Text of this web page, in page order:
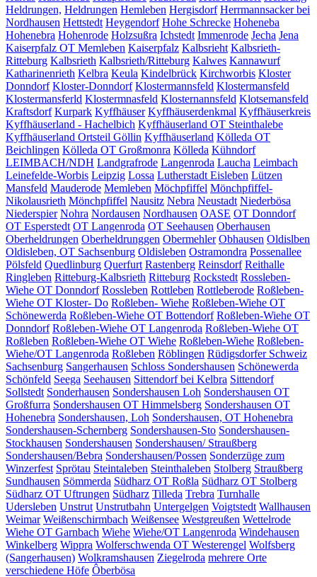
Heldrungen, Heldrungen Hemleben Hergisdorf Herrmannsacker bei
Nordhausen Hettstedt Heygendorf Hohe Schrecke Hoheneba
Hohenebra Hohenrode Holzsußra Ichstedt Immenrode Jecha Jena
Kaiserpfalz OT Memleben Kaiserpfalz Kalbsrieht Kalbsrieth-
Ritteburg Kalbsrieth Kalbsrieth/Ritteburg Kalwes Kannawurf
Katharinenrieth Kelbra Keula Kindelbrück Kirchworbis Kloster
Donndorf Kloster-Donndorf Klostermannsfeld Klostermansfeld
Klostermansferld Klostermnasfeld Klosternannsfeld Klotsemansfeld
Kraftsdorf Kurpark Kyffhäuser Kyffhäuserdenkmal Kyffhäuserkreis
Kyffhäuserland - Hachelbich Kyffhäuserland OT Steinthalebe
Kyffhäuserland Ortsteil Göllin Kyffhäuserland Kölleda OT
Beichlingen Kölleda OT Großmonra Kölleda Kühndorf
LEIMBACH/NDH Landgrafrode Langenroda Laucha Leimbach
Leinefelde-Worbis Leipzig Lossa Lutherstadt Eisleben Lützen
Mansfeld Mauderode Memleben Möchpfiffel Mönchpfiffel-
Nikolausrieth Mönchpfiffel Nausitz Nebra Neustadt Niederbösa
Niederspier Nohra Nordausen Nordhausen OASE OT Donndorf
OT Esperstedt OT Langenroda OT Seehausen Oberhausen
Oberheldrungen Oberheldrunggen Obermehler Obhausen Oldislben
Oldisleben, OT Sachsenburg Oldisleben Ostramondra Possenallee
Pölsfeld Quedlinburg Querfurt Rastenberg Reinsdorf Reithalle
Ringleben Ritteburg-Kalbsrieth Ritteburg Rockstedt Rossleben-
Wiehe OT Donndorf Rossleben Rottleben Rottleberode Roßleben-
Wiehe OT Kloster- Do Roßleben- Wiehe Roßleben-Wiehe OT
Schönewerda Roßleben-Wiehe OT Bottendorf Roßleben-Wiehe OT
Donndorf Roßleben-Wiehe OT Langenroda Roßleben-Wiehe OT
Roßleben Roßleben-Wiehe OT Wiehe Roßleben-Wiehe Roßleben-
Wiehe/OT Langenroda Roßleben Röblingen Rüdigsdorfer Schweiz
Sachsenburg Sangerhausen Schloss Sondershausen Schönewerda
Schönfeld Seega Seehausen Sittendorf bei Kelbra Sittendorf
Sollstedt Sonderhausen Sondershausen Loh Sondershausen OT
Großfurra Sondershausen OT Himmelsberg Sondershausen OT
Hohenebra Sondershausen, Loh Sondershausen, OT Hohenebra
Sondershausen-Schernberg Sondershausen-Sto Sondershausen-
Stockhausen Sondershausen Sondershausen/ Straußberg
Sondershausen/Bebra Sondershausen/Possen Sonderzüge zum
Winzerfest Sprötau Steintaleben Steinthaleben Stolberg Straußberg
Sundhausen Sömmerda Südharz OT Roßla Südharz OT Stolberg
Südharz OT Uftrungen Südharz Tilleda Trebra Turnhalle
Udersleben Unstrut Unstrutbahn Untergelgen Voigtstedt Wallhausen
Weimar Weißenschirmbach Weißensee Westgreußen Wettelrode
Wiehe OT Garnbach Wiehe Wiehe/OT Langenroda Windehausen
Winkelberg Wippra Wolferschwenda OT Westerengel Wolfsberg
(Sangerhausen) Wolkramshausen Ziegelroda mehrere Orte
verschiedene Höfe Ôberbösa